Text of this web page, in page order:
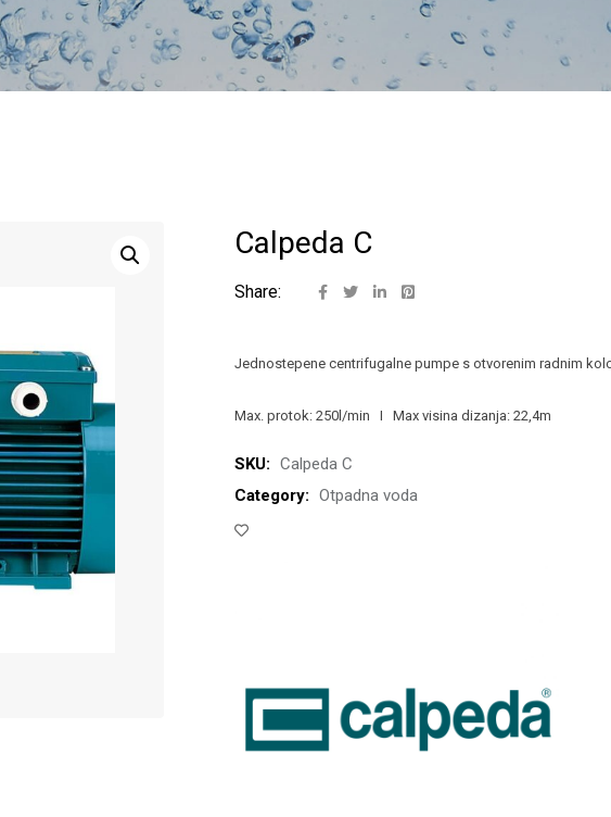
Calpeda C
Share:
Jednostepene centrifugalne pumpe s otvorenim radnim
Max. protok: 250l/min I Max visina dizanja: 22,4m
SKU: Calpeda C
Category: Otpadna voda